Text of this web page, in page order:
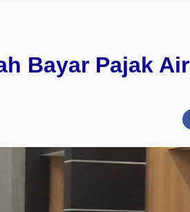
Bayar Pajak Air